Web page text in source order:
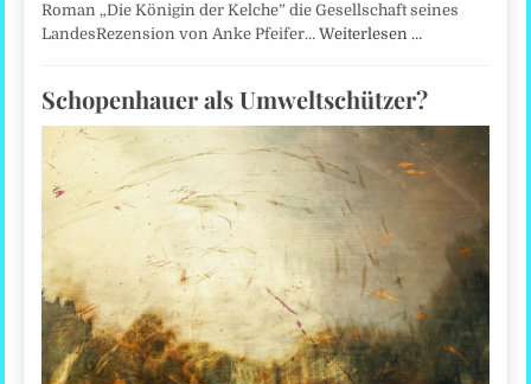
Roman „Die Königin der Kelche” die Gesellschaft seines
LandesRezension von Anke Pfeifer…Weiterlesen …
Schopenhauer als Umweltschützer?